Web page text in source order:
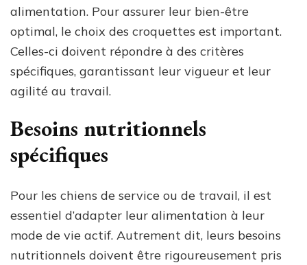
alimentation. Pour assurer leur bien-être
optimal, le choix des croquettes est important.
Celles-ci doivent répondre à des critères
spécifiques, garantissant leur vigueur et leur
agilité au travail.
Besoins nutritionnels
spécifiques
Pour les chiens de service ou de travail, il est
essentiel d’adapter leur alimentation à leur
mode de vie actif. Autrement dit, leurs besoins
nutritionnels doivent être rigoureusement pris